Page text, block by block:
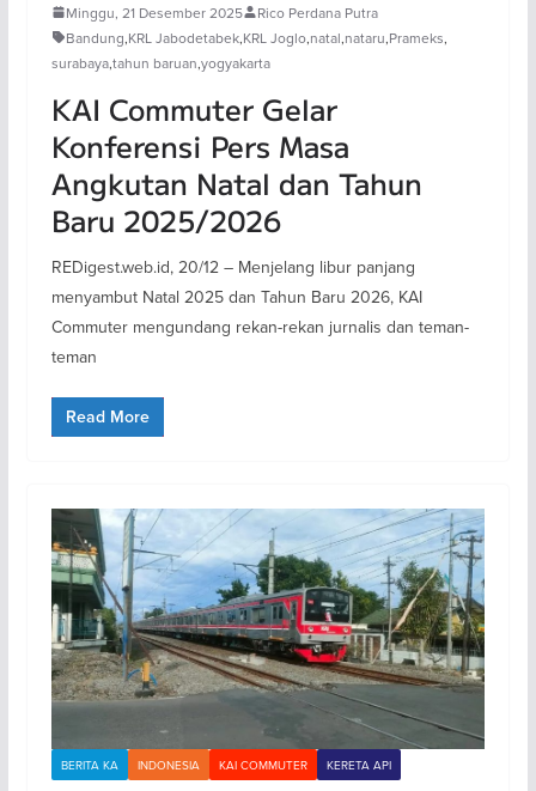
Minggu, 21 Desember 2025
Rico Perdana Putra
Bandung,KRL Jabodetabek,KRL Joglo,natal,nataru,Prameks,
surabaya,tahun baruan,yogyakarta
KAI Commuter Gelar
Konferensi Pers Masa
Angkutan Natal dan Tahun
Baru 2025/2026
REDigest.web.id, 20/12 – Menjelang libur panjang
menyambut Natal 2025 dan Tahun Baru 2026, KAI
Commuter mengundang rekan-rekan jurnalis dan teman-
teman
Read More
BERITA KA INDONESIA KAI COMMUTER KERETA API